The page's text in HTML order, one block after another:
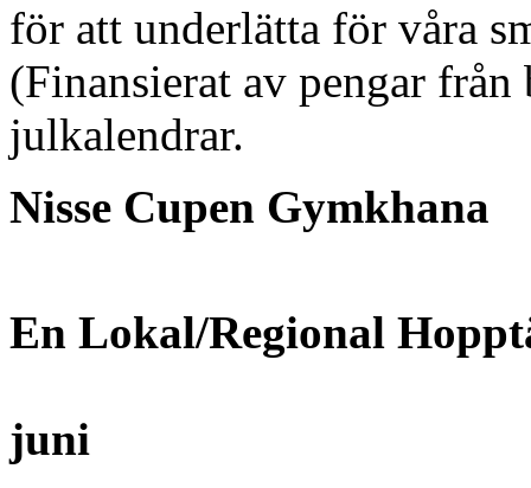
för att underlätta för våra
(Finansierat av pengar
julkalendrar.
Nisse Cupen Gymkhana
En Lokal/Regional
juni